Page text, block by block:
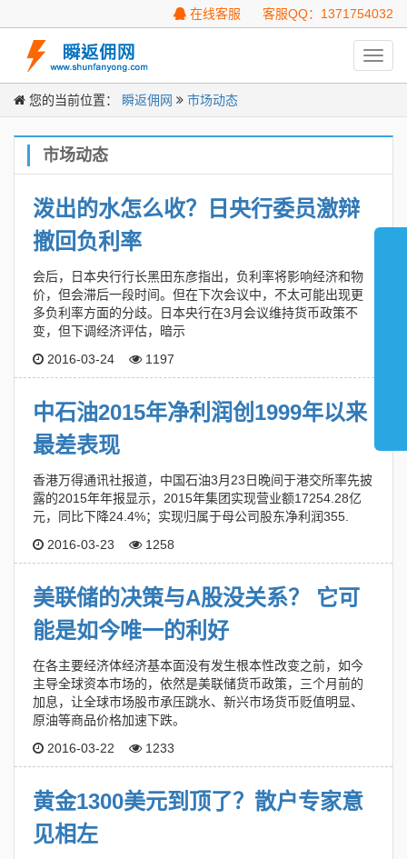
在线客服 客服QQ：1371754032
您的当前位置：
瞬返佣网 市场动态
市场动态
泼出的水怎么收？日央行委员激辩
撤回负利率
会后，日本央行行长黑田东彦指出，负利率将影响经济和物
价，但会滞后一段时间。但在下次会议中，不太可能出现更
多负利率方面的分歧。日本央行在3月会议维持货币政策不
变，但下调经济评估，暗示
2016-03-24
1197
中石油2015年净利润创1999年以来
最差表现
香港万得通讯社报道，中国石油3月23日晚间于港交所率先披
露的2015年年报显示，2015年集团实现营业额17254.28亿
元，同比下降24.4%；实现归属于母公司股东净利润355.
2016-03-23
1258
美联储的决策与A股没关系？ 它可
能是如今唯一的利好
在各主要经济体经济基本面没有发生根本性改变之前，如今
主导全球资本市场的，依然是美联储货币政策，三个月前的
加息，让全球市场股市承压跳水、新兴市场货币贬值明显、
原油等商品价格加速下跌。
2016-03-22
1233
黄金1300美元到顶了？散户专家意
见相左